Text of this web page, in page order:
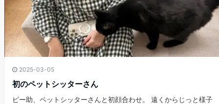
2025-03-05
初のペットシッターさん
ピー助、ペットシッターさんと初顔合わせ。 遠くからじっと様子